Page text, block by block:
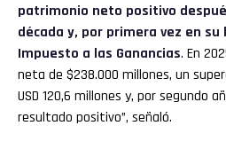
patrimonio neto positivo
década y, por primera vez en
Impuesto a las Ganancias. En
neta de $238.000 millones, un
USD 120,6 millones y, por segundo
resultado positivo”, señaló.